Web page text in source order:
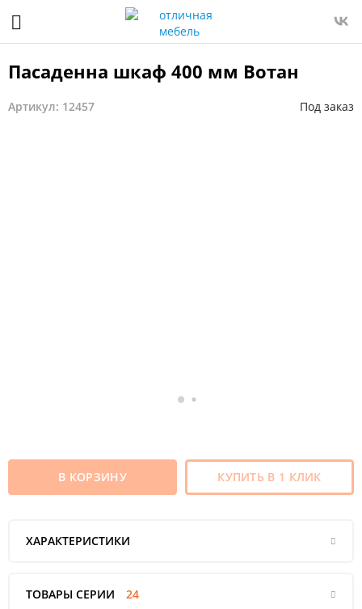
Пасаденна шкаф 400 мм Вотан
Артикул: 12457 Под заказ
В КОРЗИНУ КУПИТЬ В 1 КЛИК
ХАРАКТЕРИСТИКИ
ТОВАРЫ СЕРИИ 24